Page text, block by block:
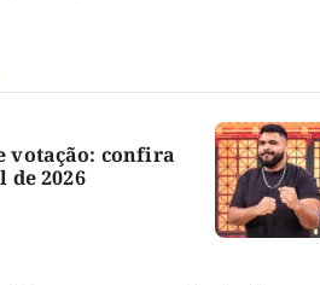
votação: confira
2026